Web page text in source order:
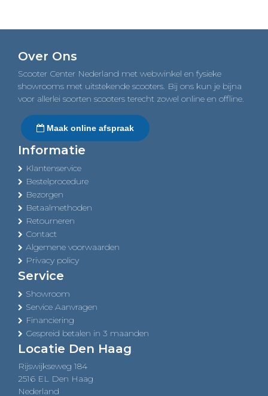
Over Ons
Scooter Center Nederland met webwinkel en fysieke
showrooms met uitstekende scooters. Bij ons kun je bijna
voor allerlei soorten scooters terecht zowel online en offline.
Maak online afspraak
Informatie
Klantenservice
Bestelprocedure
Bezorgen
Betaalmethoden
Retourneren
Contact
Algemene voorwaarden
Privacy policy
Service
Showroom
Service Aanvragen
Financiering
Gespreid betalen in 3 maanden
Locatie Den Haag
Rijswijkseweg 184
2516 EL Den Haag
Nederland